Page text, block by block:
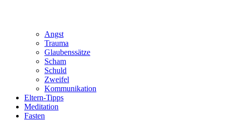
Angst
Trauma
Glaubenssätze
Scham
Schuld
Zweifel
Kommunikation
Eltern-Tipps
Meditation
Fasten